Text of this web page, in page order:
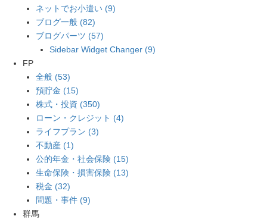
ネットでお小遣い (9)
ブログ一般 (82)
ブログパーツ (57)
Sidebar Widget Changer (9)
FP
全般 (53)
預貯金 (15)
株式・投資 (350)
ローン・クレジット (4)
ライフプラン (3)
不動産 (1)
公的年金・社会保険 (15)
生命保険・損害保険 (13)
税金 (32)
問題・事件 (9)
群馬